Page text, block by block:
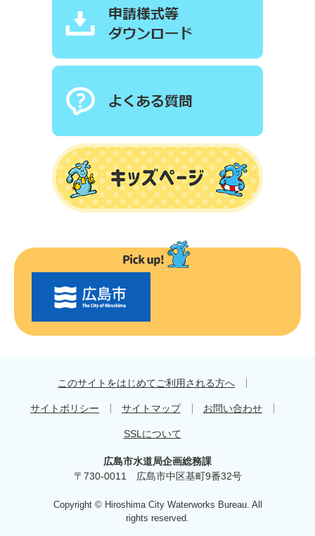
このサイトをはじめてご利用される方へ
サイトポリシー サイトマップ お問い合わせ
SSLについて
広島市水道局企画総務課
〒730-0011 広島市中区基町9番32号
Copyright © Hiroshima City Waterworks Bureau. All
rights reserved.